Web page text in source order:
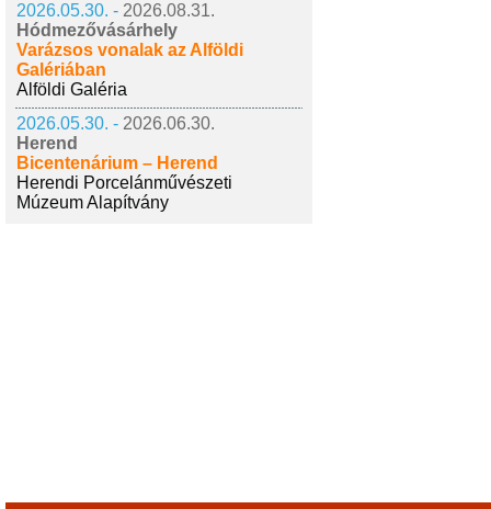
2026.05.30. - 2026.08.31.
Hódmezővásárhely
Varázsos vonalak az Alföldi
Galériában
Alföldi Galéria
2026.05.30. - 2026.06.30.
Herend
Bicentenárium – Herend
Herendi Porcelánművészeti
Múzeum Alapítvány